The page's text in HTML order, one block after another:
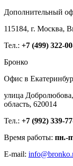
Дополнительный
115184, г. Москва,
Тел.: +7 (499) 322-
Бронко
Офис в
улица
область, 620014
Тел.: +7 (992) 339-
Время работы: пн.-
E-mail: